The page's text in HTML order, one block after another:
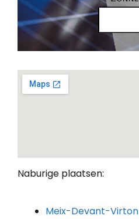
Naburige plaatsen:
Meix-Devant-Virton